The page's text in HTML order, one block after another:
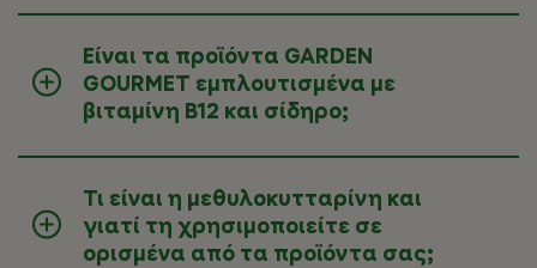
Είναι τα προϊόντα GARDEN
GOURMET εμπλουτισμένα με
βιταμίνη Β12 και σίδηρο;
Τι είναι η μεθυλοκυτταρίνη και
γιατί τη χρησιμοποιείτε σε
ορισμένα από τα προϊόντα σας;